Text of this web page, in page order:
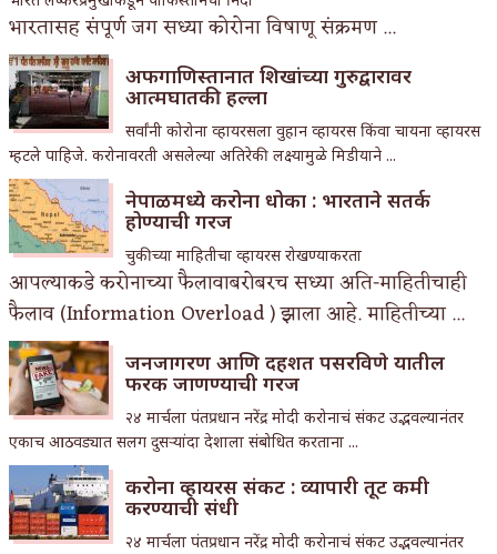
भारतासह संपूर्ण जग सध्या कोरोना विषाणू संक्रमण ...
अफगाणिस्तानात शिखांच्या गुरुद्वारावर
आत्मघातकी हल्ला
सर्वांनी कोरोना व्हायरसला वुहान व्हायरस किंवा चायना व्हायरस
म्हटले पाहिजे. करोनावरती असलेल्या अतिरेकी लक्ष्यामुळे मिडीयाने ...
नेपाळमध्ये करोना धोका : भारताने सतर्क
होण्याची गरज
चुकीच्या माहितीचा व्हायरस रोखण्याकरता
आपल्याकडे करोनाच्या फैलावाबरोबरच सध्या अति-माहितीचाही
फैलाव (Information Overload ) झाला आहे. माहितीच्या ...
जनजागरण आणि दहशत पसरविणे यातील
फरक जाणण्याची गरज
२४ मार्चला पंतप्रधान नरेंद्र मोदी करोनाचं संकट उद्भवल्यानंतर
एकाच आठवड्यात सलग दुसऱ्यांदा देशाला संबोधित करताना ...
करोना व्हायरस संकट : व्यापारी तूट कमी
करण्याची संधी
२४ मार्चला पंतप्रधान नरेंद्र मोदी करोनाचं संकट उद्भवल्यानंतर